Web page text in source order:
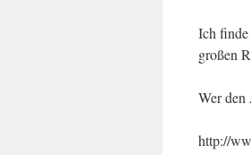
Ich finde
großen
Wer den
http://